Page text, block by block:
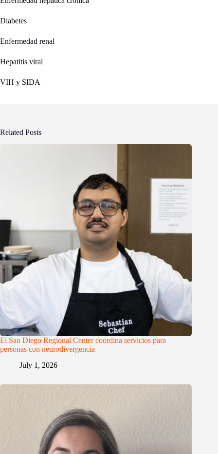
Diabetes
Enfermedad renal
Hepatitis viral
VIH y SIDA
Related Posts
El San Diego Regional Center coordina servicios para
personas con neurodivergencia
July 1, 2026